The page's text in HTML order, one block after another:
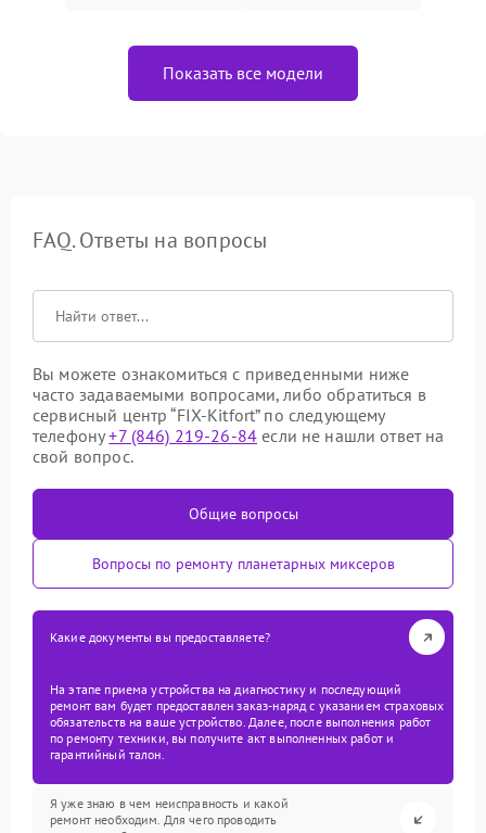
Показать все модели
FAQ. Ответы на вопросы
Вы можете ознакомиться с приведенными ниже
часто задаваемыми вопросами, либо обратиться в
сервисный центр “FIX-Kitfort” по следующему
телефону+7 (846) 219-26-84 если не нашли ответ на
свой вопрос.
Общие вопросы
Вопросы по ремонту планетарных миксеров
Какие документы вы предоставляете?
На этапе приема устройства на диагностику и последующий
ремонт вам будет предоставлен заказ-наряд с указанием страховых
обязательств на ваше устройство. Далее, после выполнения работ
по ремонту техники, вы получите акт выполненных работ и
гарантийный талон.
Я уже знаю в чем неисправность и какой
ремонт необходим. Для чего проводить